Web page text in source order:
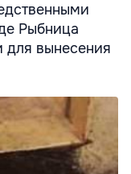
Рыбница
для вынесения